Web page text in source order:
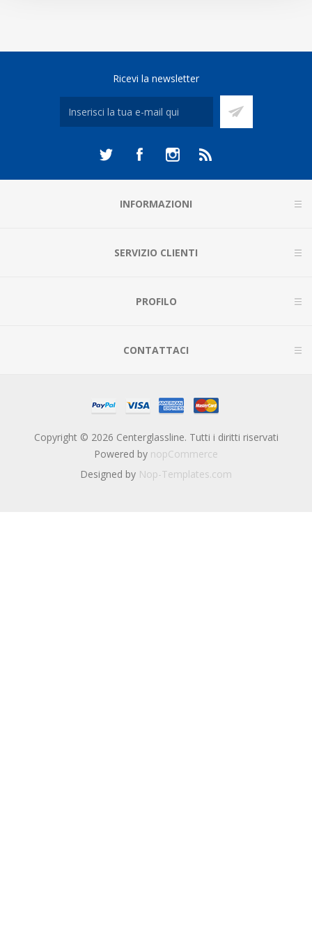
Ricevi la newsletter
INFORMAZIONI
SERVIZIO CLIENTI
PROFILO
CONTATTACI
Copyright © 2026 Centerglassline. Tutti i diritti riservati
Powered by nopCommerce
Designed by Nop-Templates.com